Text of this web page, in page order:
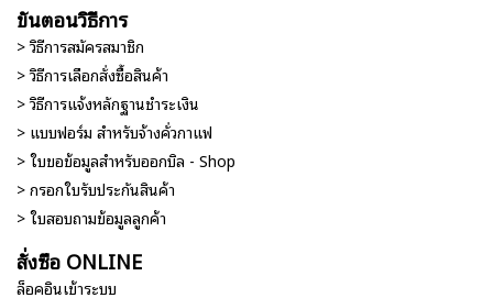
ขั้นตอนวิธีการ
> วิธีการสมัครสมาชิก
> วิธีการเลือกสั่งซื้อสินค้า
> วิธีการแจ้งหลักฐานชำระเงิน
> แบบฟอร์ม สำหรับจ้างคั่วกาแฟ
> ใบขอข้อมูลสำหรับออกบิล - Shop
> กรอกใบรับประกันสินค้า
> ใบสอบถามข้อมูลลูกค้า
สั่งซื้อ ONLINE
ล็อคอินเข้าระบบ